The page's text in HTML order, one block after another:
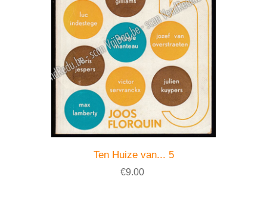
Ten Huize van... 5
€9.00